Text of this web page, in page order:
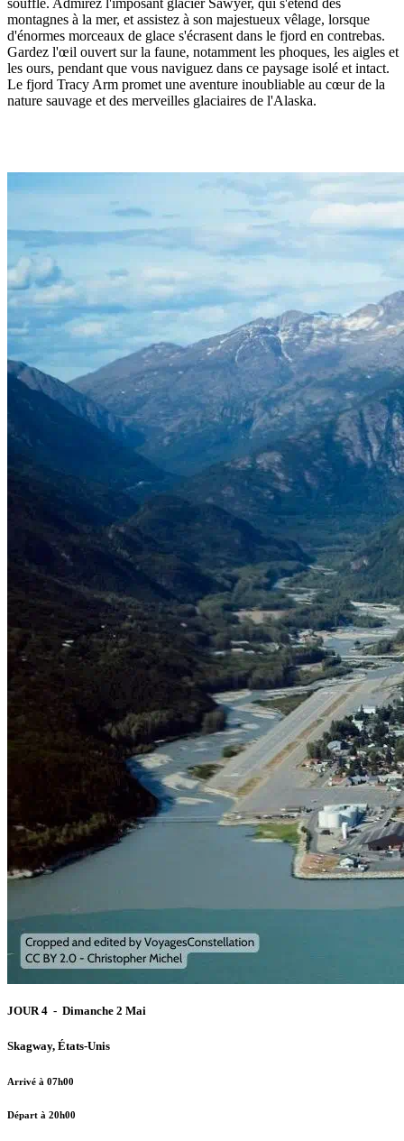
souffle. Admirez l'imposant glacier Sawyer, qui s'étend des
montagnes à la mer, et assistez à son majestueux vêlage, lorsque
d'énormes morceaux de glace s'écrasent dans le fjord en contrebas.
Gardez l'œil ouvert sur la faune, notamment les phoques, les aigles et
les ours, pendant que vous naviguez dans ce paysage isolé et intact.
Le fjord Tracy Arm promet une aventure inoubliable au cœur de la
nature sauvage et des merveilles glaciaires de l'Alaska.
JOUR 4 - Dimanche 2 Mai
Skagway, États-Unis
Arrivé à 07h00
Départ à 20h00